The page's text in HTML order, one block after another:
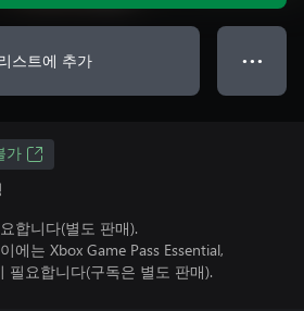
스트에 추가 ● ● ●
가
합니다(별도 판매).
에는 Xbox Game Pass Essential,
필요합니다(구독은 별도 판매).